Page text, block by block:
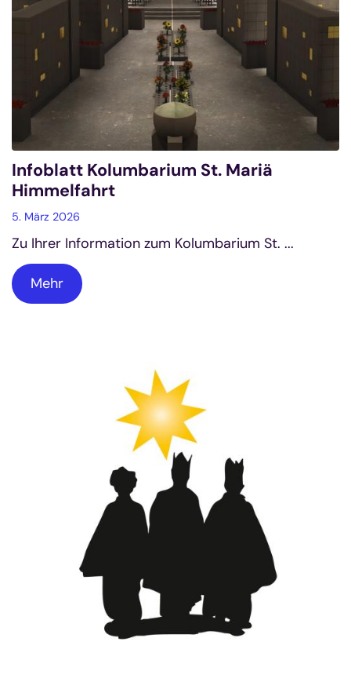
Infoblatt Kolumbarium St. Mariä
Himmelfahrt
5. März 2026
Zu Ihrer Information zum Kolumbarium St. ...
Mehr